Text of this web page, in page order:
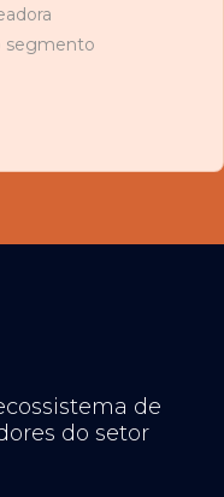
segmento
de
do setor